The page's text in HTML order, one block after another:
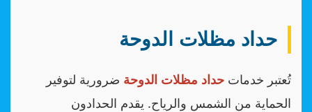
حداد مظلات الدوحة
تُعتبر خدمات حداد مظلات الدوحة ضرورية لتوفير
الحماية من الشمس والرياح. يقدم الحدادون